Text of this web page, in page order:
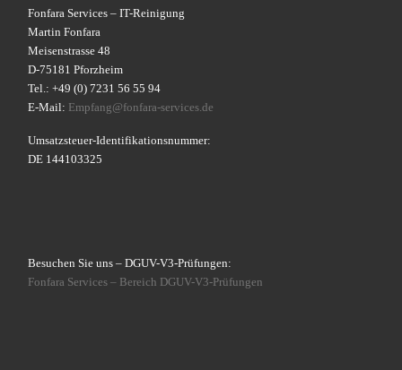
Fonfara Services – IT-Reinigung
Martin Fonfara
Meisenstrasse 48
D-75181 Pforzheim
Tel.: +49 (0) 7231 56 55 94
E-Mail: Empfang@fonfara-services.de
Umsatzsteuer-Identifikationsnummer:
DE 144103325
Besuchen Sie uns – DGUV-V3-Prüfungen:
Fonfara Services – Bereich DGUV-V3-Prüfungen